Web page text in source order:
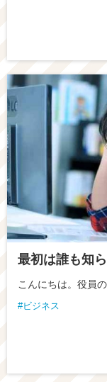
最初は誰も知
こんにちは。役員
ビジネス